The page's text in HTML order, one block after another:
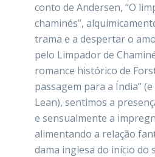
conto de Andersen, “O
chaminés”,
trama e a despertar o
pelo Limpador de
romance histórico de
passagem para a Índia”
Lean), sentimos a
e sensualmente a
alimentando a relação
dama inglesa do início do